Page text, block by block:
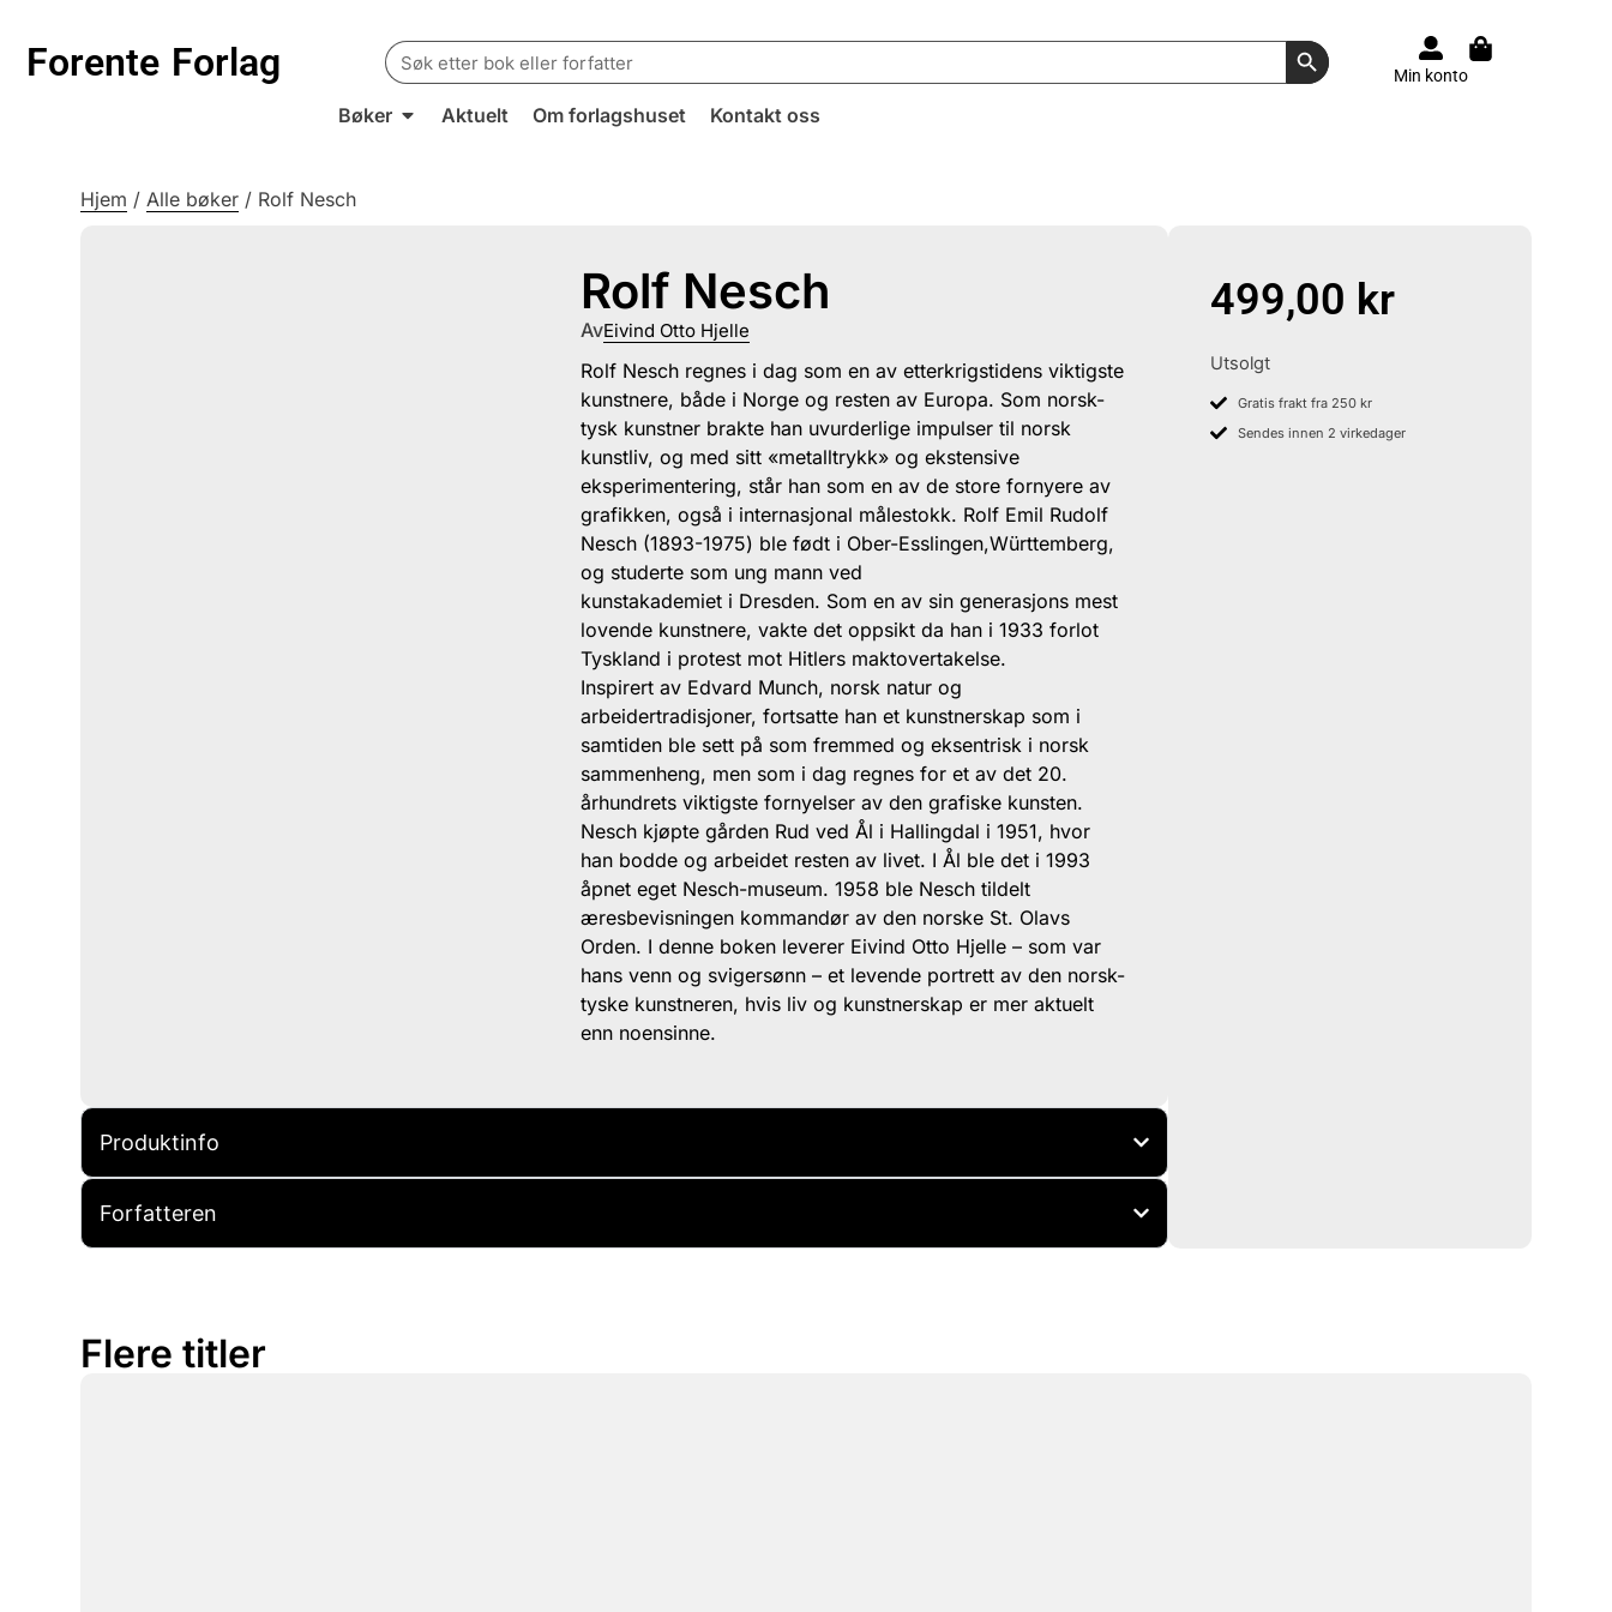
Forente Forlag
Search
for:
Search Button
Min konto
Bøker Aktuelt Om forlagshuset Kontakt oss
Hjem /Alle bøker / Rolf Nesch
Rolf Nesch
AvEivind Otto Hjelle
Rolf Nesch regnes i dag som en av etterkrigstidens viktigste
kunstnere, både i Norge og resten av Europa. Som norsk-
tysk kunstner brakte han uvurderlige impulser til norsk
kunstliv, og med sitt «metalltrykk» og ekstensive
eksperimentering, står han som en av de store fornyere av
grafikken, også i internasjonal målestokk. Rolf Emil Rudolf
Nesch (1893-1975) ble født i Ober-Esslingen,Württemberg,
og studerte som ung mann ved
kunstakademiet i Dresden. Som en av sin generasjons mest
lovende kunstnere, vakte det oppsikt da han i 1933 forlot
Tyskland i protest mot Hitlers maktovertakelse.
Inspirert av Edvard Munch, norsk natur og
arbeidertradisjoner, fortsatte han et kunstnerskap som i
samtiden ble sett på som fremmed og eksentrisk i norsk
sammenheng, men som i dag regnes for et av det 20.
århundrets viktigste fornyelser av den grafiske kunsten.
Nesch kjøpte gården Rud ved Ål i Hallingdal i 1951, hvor
han bodde og arbeidet resten av livet. I Ål ble det i 1993
åpnet eget Nesch-museum. 1958 ble Nesch tildelt
æresbevisningen kommandør av den norske St. Olavs
Orden. I denne boken leverer Eivind Otto Hjelle – som var
hans venn og svigersønn – et levende portrett av den norsk-
tyske kunstneren, hvis liv og kunstnerskap er mer aktuelt
enn noensinne.
Produktinfo
Forfatteren
499,00 kr
Utsolgt
Gratis frakt fra 250 kr
Sendes innen 2 virkedager
Flere titler